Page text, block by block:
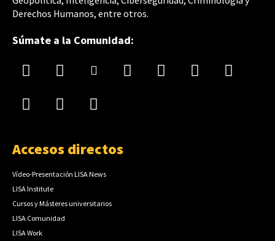
Derechos Humanos, entre otros.
Súmate a la Comunidad:
Accesos directos
Vídeo-Presentación LISA News
LISA Institute
Cursos y Másteres universitarios
LISA Comunidad
LISA Work